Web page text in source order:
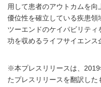
用して患者のアウトカムを
優位性を確立している疾患領
ツーエンドのケイパビリテ
功を収めるライフサイエンス
※本プレスリリースは、
たプレスリリースを翻訳し